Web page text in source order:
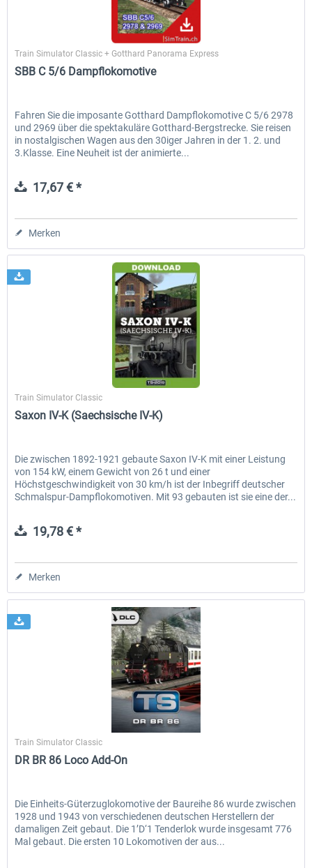
SimTrain
Train Simulator Classic + Gotthard Panorama Express
SBB C 5/6 Dampflokomotive
Fahren Sie die imposante Gotthard Dampflokomotive C 5/6 2978
und 2969 über die spektakuläre Gotthard-Bergstrecke. Sie reisen
in nostalgischen Wagen aus den 30iger Jahren in der 1. 2. und
3.Klasse. Eine Neuheit ist der animierte...
17,67 € *
Merken
Just Trains
Train Simulator Classic
Saxon IV-K (Saechsische IV-K)
Die zwischen 1892-1921 gebaute Saxon IV-K mit einer Leistung
von 154 kW, einem Gewicht von 26 t und einer
Höchstgeschwindigkeit von 30 km/h ist der Inbegriff deutscher
Schmalspur-Dampflokomotiven. Mit 93 gebauten ist sie eine der...
19,78 € *
Merken
Dovetail Games
Train Simulator Classic
DR BR 86 Loco Add-On
Die Einheits-Güterzuglokomotive der Baureihe 86 wurde zwischen
1928 und 1943 von verschiedenen deutschen Herstellern der
damaligen Zeit gebaut. Die 1’D‘1 Tenderlok wurde insgesamt 776
Mal gebaut. Die ersten 10 Lokomotiven der aus...